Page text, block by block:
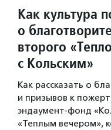
Как культура
о
второго
с Кольским»
Как рассказать о
и призывов к
эндаумент-фонд
«Теплым вечером»,